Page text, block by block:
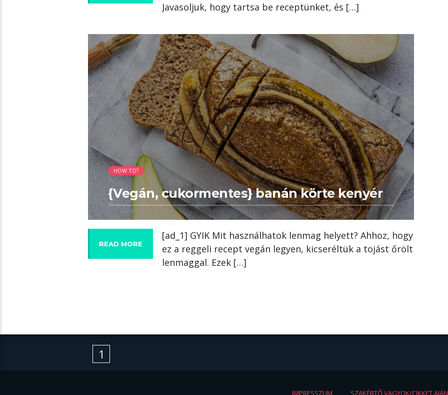
Javasoljuk, hogy tartsa be receptünket, és […]
02:04 READ TIME
HOW TO?
{Vegán, cukormentes} banán körte kenyér
READ MORE
[ad_1] GYIK Mit használhatok lenmag helyett? Ahhoz, hogy
ez a reggeli recept vegán legyen, kicseréltük a tojást őrölt
lenmaggal. Ezek […]
1
SZAKÉRTŐ VAGYOK/CIKKET
IMPRESSZUM